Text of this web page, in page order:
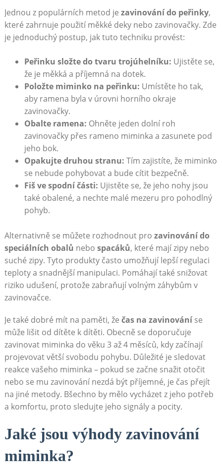
Jednou z populárních metod je zavinování do peřinky,
které zahrnuje použití měkké deky nebo zavinovačky. Zde
je jednoduchý postup, jak tuto techniku provést:
Peřinku složte do tvaru trojúhelníku: Ujistěte se,
že je měkká a příjemná na dotek.
Položte miminko na peřinku: Umístěte ho tak,
aby ramena byla v úrovni horního okraje
zavinovačky.
Obalte ramena: Ohněte jeden dolní roh
zavinovačky přes rameno miminka a zasunete pod
jeho bok.
Opakujte druhou stranu: Tím zajistíte, že miminko
se nebude pohybovat a bude cítit bezpečně.
Fiš ve spodní části: Ujistěte se, že jeho nohy jsou
také obalené, a nechte malé mezeru pro pohodlný
pohyb.
Alternativně se můžete rozhodnout pro zavinování do
speciálních obalů nebo spacáků, které mají zipy nebo
suché zipy. Tyto produkty často umožňují lepší regulaci
teploty a snadnější manipulaci. Pomáhají také snižovat
riziko udušení, protože zabraňují volným záhybům v
zavinovačce.
Je také dobré mít na paměti, že čas na zavinováníse
může lišit od dítěte k dítěti. Obecně se doporučuje
zavinovat miminka do věku 3 až 4 měsíců, kdy začínají
projevovat větší svobodu pohybu. Důležité je sledovat
reakce vašeho miminka – pokud se začne snažit otočit
nebo se mu zavinování nezdá být příjemné, je čas přejít
na jiné metody. Вšechno by mělo vycházet z jeho potřeb
a komfortu, proto sledujte jeho signály a pocity.
Jaké jsou výhody zavinování
miminka?